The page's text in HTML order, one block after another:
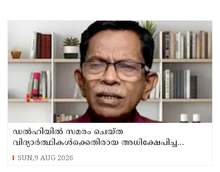
ഡൽഹിയിൽ സമരം ചെയ്ത
വിദ്യാർത്ഥികൾക്കെതിരായ അധിക്ഷേപിച്ച
കേസില്‍ സംഘപരിവാർ സഹയാത്രികൻ ടി ജി
മോഹന്‍ദാസ് കസ്റ്റഡിയിൽ
SUN,9 AUG 2026